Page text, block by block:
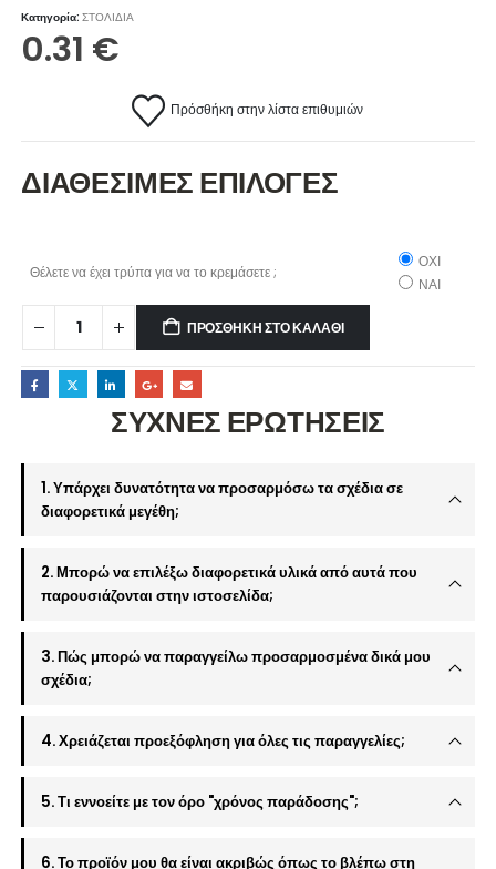
Κατηγορία:ΣΤΟΛΙΔΙΑ
0.31 €
Πρόσθήκη στην λίστα επιθυμιών
ΔΙΑΘΕΣΙΜΕΣ ΕΠΙΛΟΓΕΣ
Θέλετε να έχει τρύπα για να το κρεμάσετε ;
ΟΧΙ
ΝΑΙ
ΠΡΟΣΘΉΚΗ ΣΤΟ ΚΑΛΆΘΙ
ΣΥΧΝΕΣ ΕΡΩΤΗΣΕΙΣ
1. Υπάρχει δυνατότητα να προσαρμόσω τα σχέδια σε
διαφορετικά μεγέθη;
2. Μπορώ να επιλέξω διαφορετικά υλικά από αυτά που
παρουσιάζονται στην ιστοσελίδα;
3. Πώς μπορώ να παραγγείλω προσαρμοσμένα δικά μου
σχέδια;
4. Χρειάζεται προεξόφληση για όλες τις παραγγελίες;
5. Τι εννοείτε με τον όρο "χρόνος παράδοσης";
6. Το προϊόν μου θα είναι ακριβώς όπως το βλέπω στη